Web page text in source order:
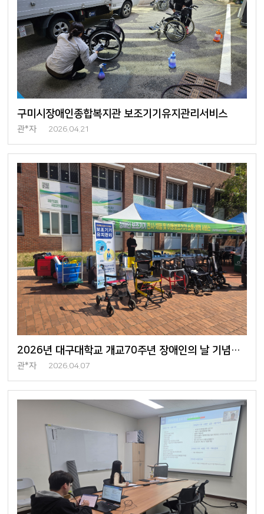
구미시장애인종합복지관 보조기기유지관리서비스
관*자 2026.04.21
2026년 대구대학교 개교70주년 장애인의 날 기념행사 참여
관*자 2026.04.07